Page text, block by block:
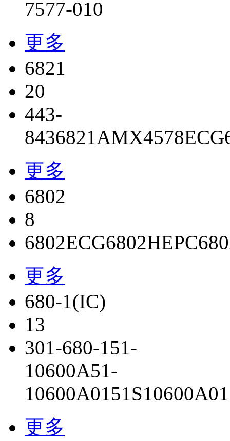
7577-010
更多
6821
20
443-
8436821AMX4578
更多
6802
8
6802ECG6802
更多
680-1(IC)
13
301-680-151-
10600A51-
10600A0151S10600A01
更多